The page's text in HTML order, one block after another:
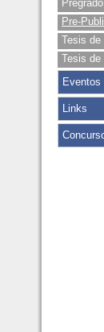
Pre-
Tesis de
Tesis de
Eventos
Links